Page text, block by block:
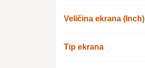
Veličina ekrana (Inch)
Tip ekrana